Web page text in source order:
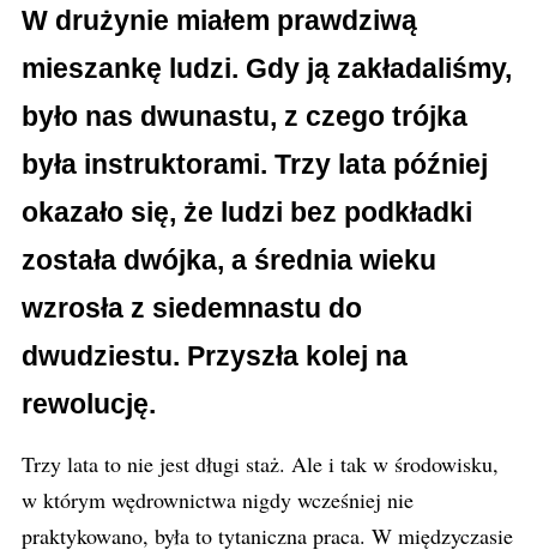
W drużynie miałem prawdziwą
mieszankę ludzi. Gdy ją zakładaliśmy,
było nas dwunastu, z czego trójka
była instruktorami. Trzy lata później
okazało się, że ludzi bez podkładki
została dwójka, a średnia wieku
wzrosła z siedemnastu do
dwudziestu. Przyszła kolej na
rewolucję.
Trzy lata to nie jest długi staż. Ale i tak w środowisku,
w którym wędrownictwa nigdy wcześniej nie
praktykowano, była to tytaniczna praca. W międzyczasie